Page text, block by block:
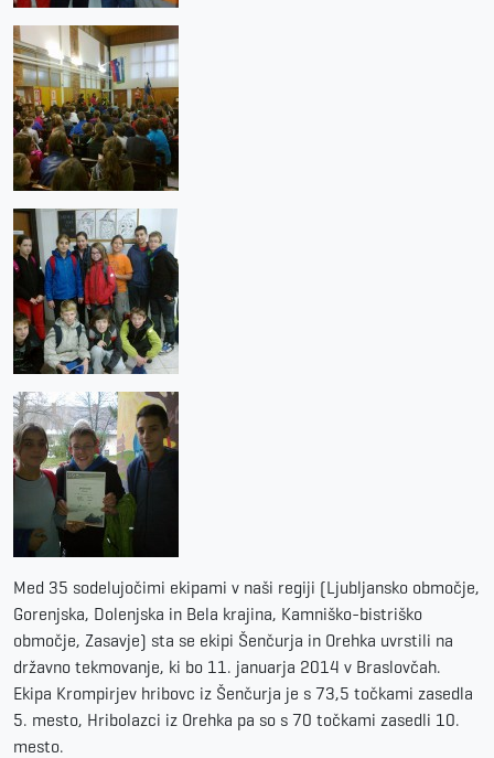
Med 35 sodelujočimi ekipami v naši regiji (Ljubljansko območje,
Gorenjska, Dolenjska in Bela krajina, Kamniško-bistriško
območje, Zasavje) sta se ekipi Šenčurja in Orehka uvrstili na
državno tekmovanje, ki bo 11. januarja 2014 v Braslovčah.
Ekipa Krompirjev hribovc iz Šenčurja je s 73,5 točkami zasedla
5. mesto, Hribolazci iz Orehka pa so s 70 točkami zasedli 10.
mesto.